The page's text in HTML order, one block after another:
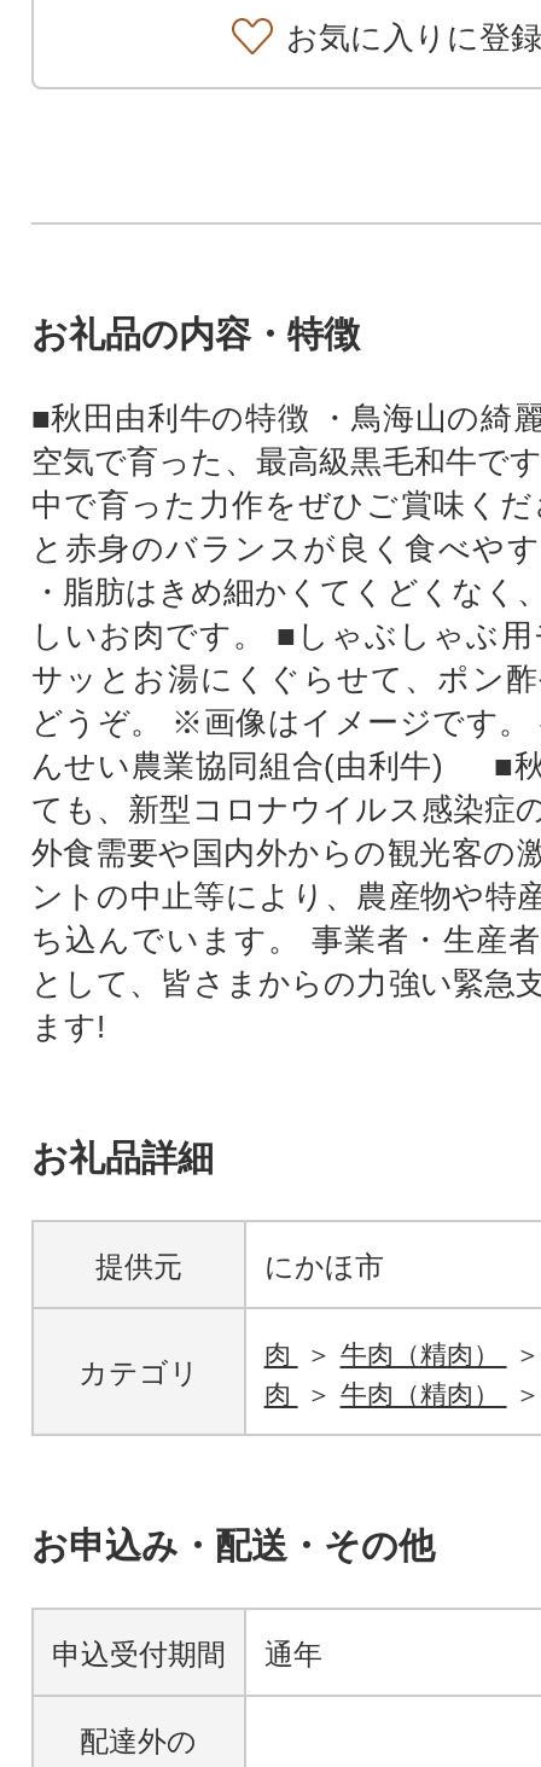
お気に入りに登録
お礼品の内容・特徴
■秋田由利牛の特徴 ・鳥海山の綺
空気で育った、最高級黒毛和牛で
中で育った力作をぜひご賞味く
と赤身のバランスが良く食べや
・脂肪はきめ細かくてくどくなく
しいお肉です。 ■しゃぶしゃぶ
サッとお湯にくぐらせて、ポン
どうぞ。 ※画像はイメージです。
んせい農業協同組合(由利牛) ■
ても、新型コロナウイルス感染症
外食需要や国内外からの観光客の
ントの中止等により、農産物や特
ち込んでいます。 事業者・生産
として、皆さまからの力強い緊急
ます!
お礼品詳細
提供元 にかほ市
カテゴリ
肉
牛肉（精肉）
肉
牛肉（精肉）
お申込み・配送・その他
申込受付期間 通年
配達外の